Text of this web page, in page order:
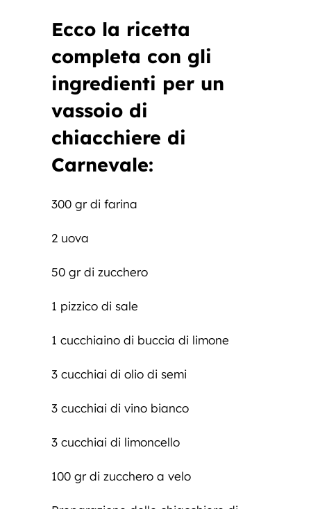
Ecco la ricetta
completa con gli
ingredienti per un
vassoio di
chiacchiere di
Carnevale:
300 gr di farina
2 uova
50 gr di zucchero
1 pizzico di sale
1 cucchiaino di buccia di limone
3 cucchiai di olio di semi
3 cucchiai di vino bianco
3 cucchiai di limoncello
100 gr di zucchero a velo